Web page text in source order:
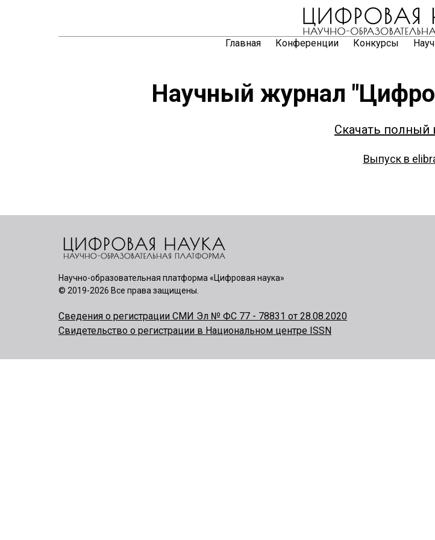
Главная Конференции Конкурсы
Научный журнал
Скачать полный
Выпуск в
Научно-образовательная платформа «Цифровая наука»
© 2019-2026 Все права защищены.
Сведения о регистрации СМИ Эл № ФС 77 - 78831 от 28.08.2020
Свидетельство о регистрации в Национальном центре ISSN